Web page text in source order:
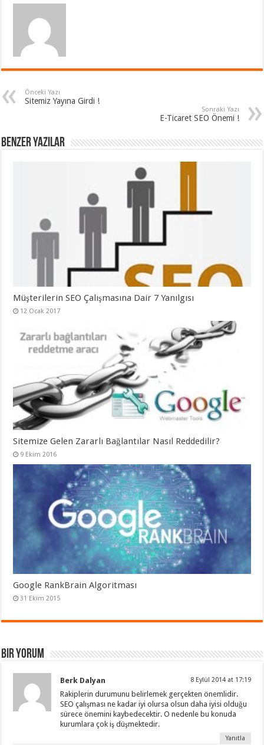
Önceki Yazı
Sitemiz Yayına Girdi !
Sonraki Yazı
E-Ticaret SEO Önemi !
Benzer Yazılar
Müşterilerin SEO Çalışmasına Dair 7 Yanılgısı
12 Ocak 2017
Sitemize Gelen Zararlı Bağlantılar Nasıl Reddedilir?
9 Ekim 2016
Google RankBrain Algoritması
31 Ekim 2015
Bir Yorum
Berk Dalyan 8 Eylül 2014 at 17:19
Rakiplerin durumunu belirlemek gerçekten önemlidir.
SEO çalışması ne kadar iyi olursa olsun daha iyisi olduğu
sürece önemini kaybedecektir. O nedenle bu konuda
kurumlara çok iş düşmektedir.
Yanıtla